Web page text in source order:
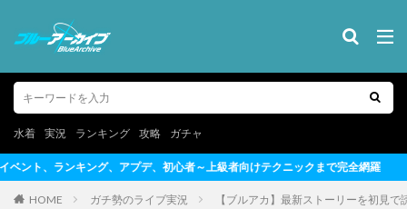
水着 実況 ランキング 攻略 ガチャ
アプデ、初心者～上級者向けテクニックまで完全網羅
HOME ガチ勢のライブ実況 【ブルアカ】最新ストーリーを初見